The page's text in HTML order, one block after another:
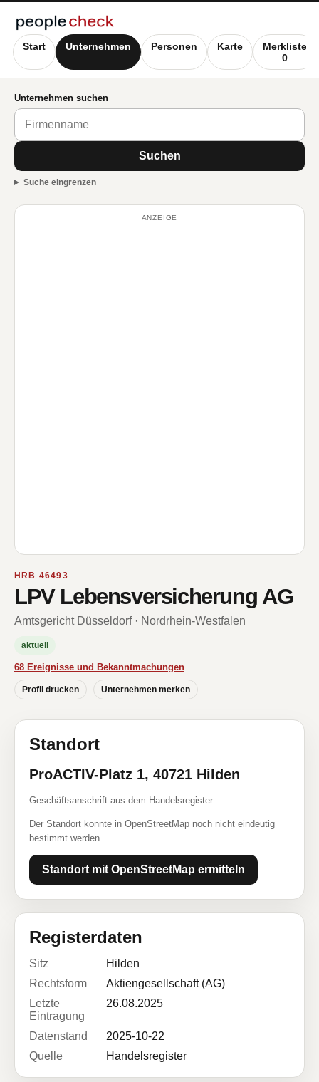
Start Unternehmen Personen Karte
Merkliste
0
Unternehmen suchen
Suchen
Suche eingrenzen
ANZEIGE
HRB 46493
LPV Lebensversicherung AG
Amtsgericht Düsseldorf · Nordrhein-Westfalen
aktuell
68 Ereignisse und Bekanntmachungen
Profil drucken Unternehmen merken
Standort
ProACTIV-Platz 1, 40721 Hilden
Geschäftsanschrift aus dem Handelsregister
Der Standort konnte in OpenStreetMap noch nicht eindeutig
bestimmt werden.
Standort mit OpenStreetMap ermitteln
Registerdaten
Sitz
Hilden
Rechtsform
Aktiengesellschaft (AG)
Letzte
Eintragung
26.08.2025
Datenstand
2025-10-22
Quelle
Handelsregister